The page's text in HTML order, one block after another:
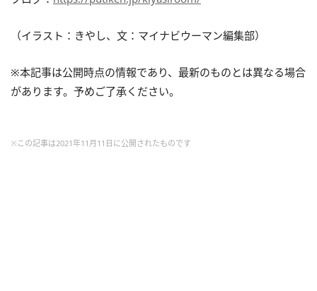
（イラスト：きやし、文：マイナビウーマン編集部）
※本記事は公開時点の情報であり、最新のものとは異なる場合
があります。予めご了承ください。
※この記事は2021年11月11日に公開されたものです